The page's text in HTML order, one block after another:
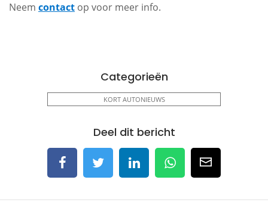
Neem contact op voor meer info.
Categorieën
KORT AUTONIEUWS
Deel dit bericht